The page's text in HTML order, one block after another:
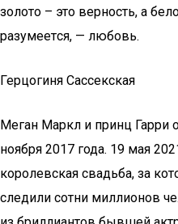
золо­то – это вер­ность, а
разу­ме­ет­ся, — любовь.
Герцогиня Сассекская
Меган Маркл и принц Гарри
ноября 2017 года. 19 мая
королевская свадьба, за
следили сотни миллионов